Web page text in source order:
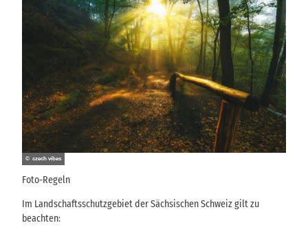
© czech vibes
Foto-Regeln
Im Landschaftsschutzgebiet der Sächsischen Schweiz gilt zu
beachten: